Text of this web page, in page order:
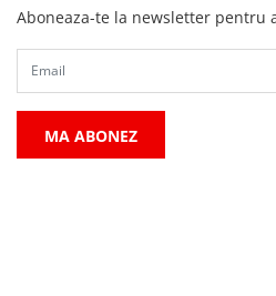
Aboneaza-te la newsletter pentru
MA ABONEZ